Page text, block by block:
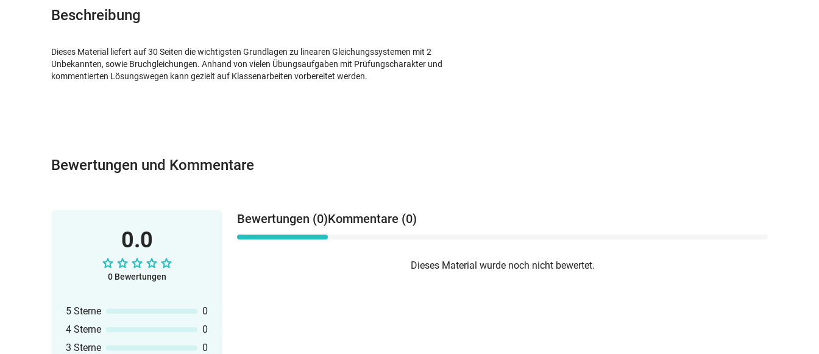
Beschreibung
Dieses Material liefert auf 30 Seiten die wichtigsten Grundlagen zu linearen Gleichungssystemen mit 2
Unbekannten, sowie Bruchgleichungen. Anhand von vielen Übungsaufgaben mit Prüfungscharakter und
kommentierten Lösungswegen kann gezielt auf Klassenarbeiten vorbereitet werden.
Bewertungen und Kommentare
0.0
0 Bewertungen
5 Sterne
0
4 Sterne
0
3 Sterne
0
Bewertungen (0)Kommentare (0)
Dieses Material wurde noch nicht bewertet.